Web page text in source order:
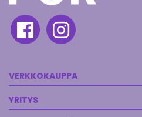
VERKKOKAUPPA
YRITYS